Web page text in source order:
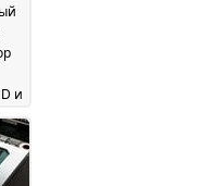
и
04